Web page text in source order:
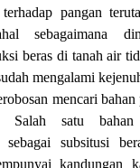
pangan
sebagaimana
beras di tanah air
mengalami
mencari
Salah satu
sebagai subsitusi
kandungan